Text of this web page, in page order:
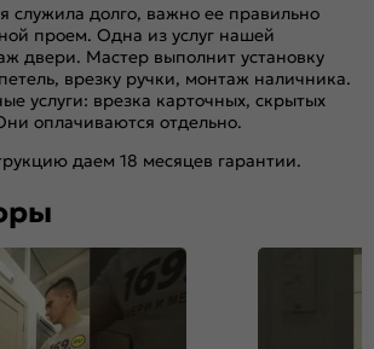
служила долго, важно ее правильно
проем. Одна из услуг нашей
двери. Мастер выполнит установку
врезку ручки, монтаж наличника.
услуги: врезка карточных, скрытых
оплачиваются отдельно.
даем 18 месяцев гарантии.